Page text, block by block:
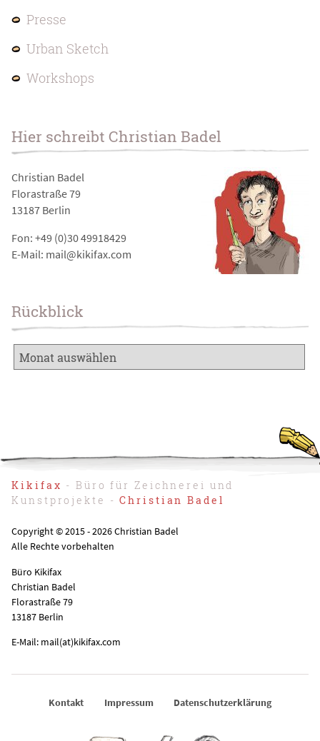
Presse
Urban Sketch
Workshops
Hier schreibt Christian Badel
Christian Badel
Florastraße 79
13187 Berlin
Fon: +49 (0)30 49918429
E-Mail: mail@kikifax.com
Rückblick
Kikifax - Büro für Zeichnerei und
Kunstprojekte -Christian Badel
Copyright © 2015 - 2026 Christian Badel
Alle Rechte vorbehalten
Büro Kikifax
Christian Badel
Florastraße 79
13187 Berlin
E-Mail: mail(at)kikifax.com
Kontakt Impressum Datenschutzerklärung